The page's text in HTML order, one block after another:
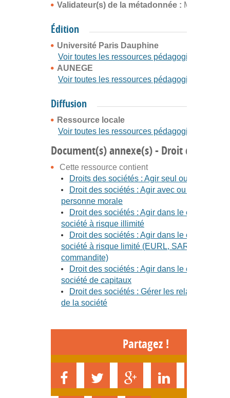
Validateur(s) de la métadonnée : Marion
Édition
Université Paris Dauphine
Voir toutes les ressources pédagogiques
AUNEGE
Voir toutes les ressources pédagogiques
Diffusion
Ressource locale
Voir toutes les ressources pédagogiques
Document(s) annexe(s) - Droit des
Cette ressource contient
Droits des sociétés : Agir seul ou à plusieurs
Droit des sociétés : Agir avec ou sans
personne morale
Droit des sociétés : Agir dans le cadre d'une
société à risque illimité
Droit des sociétés : Agir dans le cadre d'une
société à risque limité (EURL, SARL, société
commandite)
Droit des sociétés : Agir dans le cadre d'une
société de capitaux
Droit des sociétés : Gérer les relations au
de la société
Partagez !